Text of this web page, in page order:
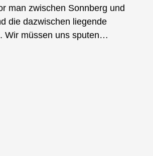
man zwischen Sonnberg und
die dazwischen liegende
Wir müssen uns sputen…